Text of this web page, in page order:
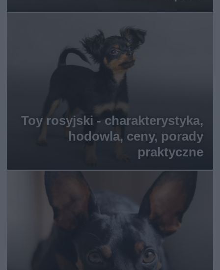
Toy rosyjski - charakterystyka,
hodowla, ceny, porady
praktyczne